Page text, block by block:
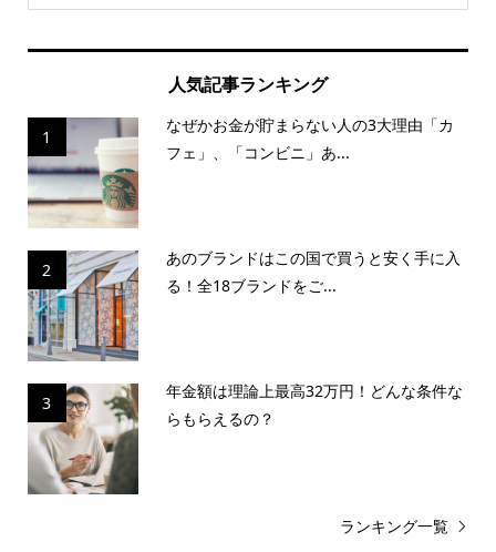
人気記事ランキング
1
なぜかお金が貯まらない人の3大理由「カ
フェ」、「コンビニ」あ...
2
あのブランドはこの国で買うと安く手に入
る！全18ブランドをご...
3
年金額は理論上最高32万円！どんな条件な
らもらえるの？
ランキング一覧